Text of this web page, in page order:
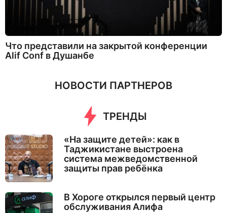
Что представили на закрытой конференции
Alif Conf в Душанбе
НОВОСТИ ПАРТНЕРОВ
ТРЕНДЫ
«На защите детей»: как в
Таджикистане выстроена
система межведомственной
защиты прав ребёнка
В Хороге открылся первый центр
обслуживания Алифа